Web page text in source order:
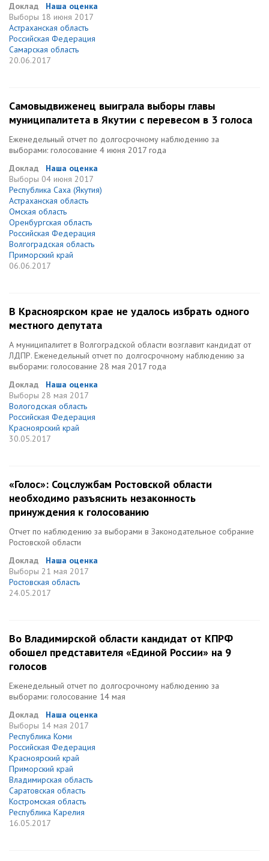
Доклад
Наша оценка
Выборы 18 июня 2017
Астраханская область
Российская Федерация
Самарская область
20.06.2017
Самовыдвиженец выиграла выборы главы
муниципалитета в Якутии с перевесом в 3 голоса
Еженедельный отчет по долгосрочному наблюдению за
выборами: голосование 4 июня 2017 года
Доклад
Наша оценка
Выборы 04 июня 2017
Республика Саха (Якутия)
Астраханская область
Омская область
Оренбургская область
Российская Федерация
Волгоградская область
Приморский край
06.06.2017
В Красноярском крае не удалось избрать одного
местного депутата
А муниципалитет в Волгоградской области возглавит кандидат от
ЛДПР. Еженедельный отчет по долгосрочному наблюдению за
выборами: голосование 28 мая 2017 года
Доклад
Наша оценка
Выборы 28 мая 2017
Вологодская область
Российская Федерация
Красноярский край
30.05.2017
«Голос»: Соцслужбам Ростовской области
необходимо разъяснить незаконность
принуждения к голосованию
Отчет по наблюдению за выборами в Законодательное собрание
Ростовской области
Доклад
Наша оценка
Выборы 21 мая 2017
Ростовская область
24.05.2017
Во Владимирской области кандидат от КПРФ
обошел представителя «Единой России» на 9
голосов
Еженедельный отчет по долгосрочному наблюдению за
выборами: голосование 14 мая
Доклад
Наша оценка
Выборы 14 мая 2017
Республика Коми
Российская Федерация
Красноярский край
Приморский край
Владимирская область
Саратовская область
Костромская область
Республика Карелия
16.05.2017